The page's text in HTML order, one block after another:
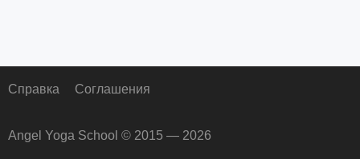
Справка Соглашения
Angel Yoga School © 2015 — 2026